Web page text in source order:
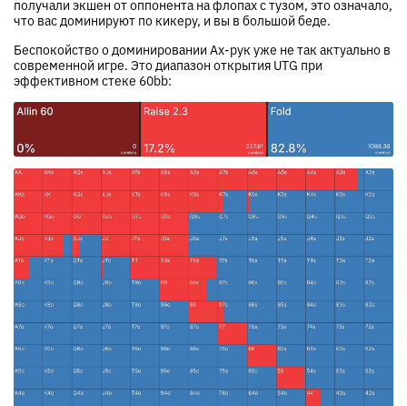
получали экшен от оппонента на флопах с тузом, это означало,
что вас доминируют по кикеру, и вы в большой беде.
Беспокойство о доминировании Ax-рук уже не так актуально в
современной игре. Это диапазон открытия UTG при
эффективном стеке 60bb: